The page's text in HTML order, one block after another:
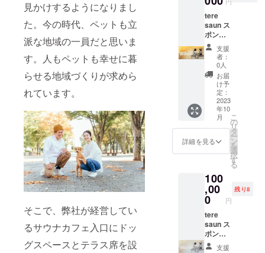
見かけするようになりまし
た。今の時代、ペットも立
派な地域の一員だと思いま
す。人もペットも幸せに暮
らせる地域づくりが求めら
れています。
そこで、弊社が経営してい
るサウナカフェ入口にドッ
グスペースとテラス席を設
期限：
2023年
12月末
まで ・
カフェ
ご利用
につい
て ご利
用方
法：ク
ラウド
グの支
援完了
くださ
い。事
前予約
です。
※有効期
限：
2023年
まで
トビー
フ、人
数分ド
リンク
付き！
・サウ
ナ利用
券につ
いて ご
予約方
法：ご
支援者
様は
tere
saunの
る、ク
ラウド
ファン
ディン
グご支
援者様
用のご
予約
tere
saun ス
ポン
サー
（ゴー
ルドプ
ラン）
tere
saunの
HP（htt
ps://ter
saun.co
m）に
スポン
企業名
及びロ
ゴマー
クを掲
載いた
しま
す。 ※
備考欄
支援
者：
0人
お届
け予
定：
2023
年10
月
詳細を見る
こ
の
リ
タ
ー
ン
を
選
択
す
る
100
,00
0 円
残り8
tere
saun ス
ポン
サー支援